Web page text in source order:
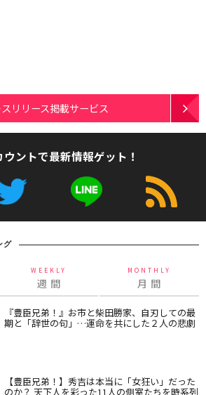
リリース掲載サービス
ウントで最新情報ゲット！
グ
WEEKLY
週 間
MONTHLY
月 間
『豊臣兄弟！』お市と柴田勝家、自刃しての最
期と「辞世の句」…運命を共にした２人の悲劇
【豊臣兄弟！】秀吉は本当に「女狂い」だった
のか？ 天下人を彩った11人の側室たちを時系列